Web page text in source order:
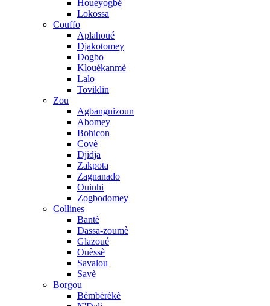
Houéyogbé
Lokossa
Couffo
Aplahoué
Djakotomey
Dogbo
Klouékanmè
Lalo
Toviklin
Zou
Agbangnizoun
Abomey
Bohicon
Covè
Djidja
Zakpota
Zagnanado
Ouinhi
Zogbodomey
Collines
Bantè
Dassa-zoumè
Glazoué
Ouèssè
Savalou
Savè
Borgou
Bèmbèrèkè